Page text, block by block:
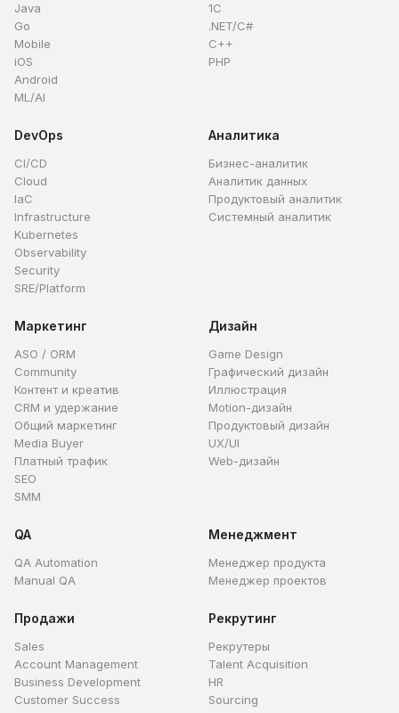
Java
Go
Mobile
iOS
Android
ML/AI
1C
.NET/C#
C++
PHP
DevOps
CI/CD
Cloud
IaC
Infrastructure
Kubernetes
Observability
Security
SRE/Platform
Аналитика
Бизнес-аналитик
Аналитик данных
Продуктовый аналитик
Системный аналитик
Маркетинг
ASO / ORM
Community
Контент и креатив
CRM и удержание
Общий маркетинг
Media Buyer
Платный трафик
SEO
SMM
Дизайн
Game Design
Графический дизайн
Иллюстрация
Motion-дизайн
Продуктовый дизайн
UX/UI
Web-дизайн
QA
QA Automation
Manual QA
Менеджмент
Менеджер продукта
Менеджер проектов
Продажи
Sales
Account Management
Business Development
Customer Success
Рекрутинг
Рекрутеры
Talent Acquisition
HR
Sourcing